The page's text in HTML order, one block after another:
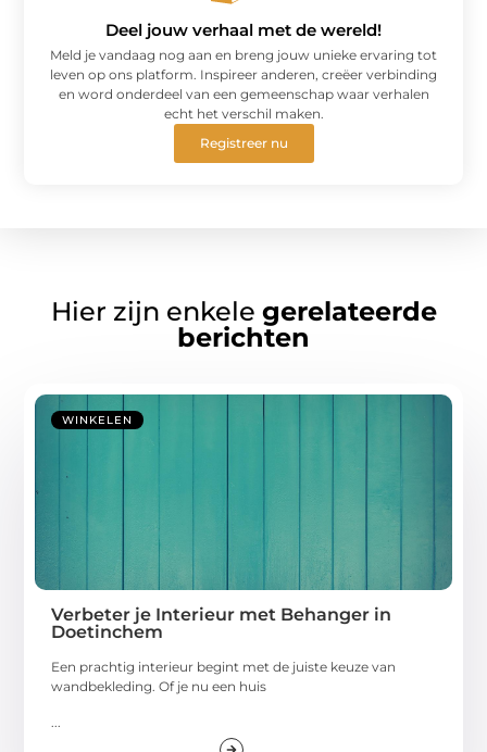
Deel jouw verhaal met de wereld!
leven op ons platform. Inspireer anderen, creëer verbinding
en word onderdeel van een gemeenschap waar verhalen
echt het verschil maken.
Hier zijn enkele gerelateerde
berichten
WINKELEN
Verbeter je Interieur met Behanger in
Doetinchem
wandbekleding. Of je nu een huis